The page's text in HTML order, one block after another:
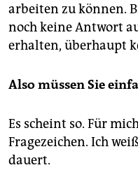
arbeiten zu können.
noch keine Antwort
erhalten, überhaupt
Also müssen Sie
Es scheint so. Für
Fragezeichen. Ich
dauert.